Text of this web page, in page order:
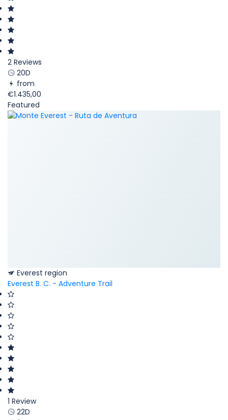
2 Reviews
20D
from
€1.435,00
Featured
Everest region
Everest B. C. - Adventure Trail
1 Review
22D